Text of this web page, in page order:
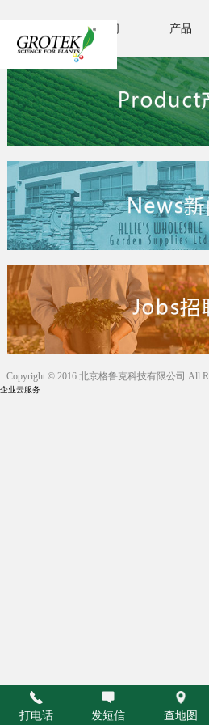
新闻 产品
Copyright © 2016 北京格鲁克科技有限公司.All
企业云服务
打电话 发短信 查地图